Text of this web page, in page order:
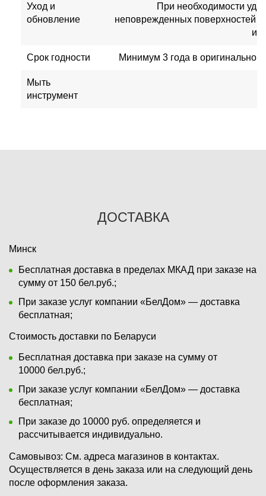
Уход и
обновление
При необходимости
неповрежденных поверхностей и
их
Срок годности Минимум 3 года в оригинальной
Мыть
инструмент
ДОСТАВКА
Минск
Бесплатная доставка в пределах МКАД при заказе на
сумму от 150 бел.руб.;
При заказе услуг компании «БелДом» — доставка
бесплатная;
Стоимость доставки по Беларуси
Бесплатная доставка при заказе на сумму от
10000 бел.руб.;
При заказе услуг компании «БелДом» — доставка
бесплатная;
При заказе до 10000 руб. определяется и
рассчитывается индивидуально.
Самовывоз: См. адреса магазинов в контактах.
Осуществляется в день заказа или на следующий день
после оформления заказа.